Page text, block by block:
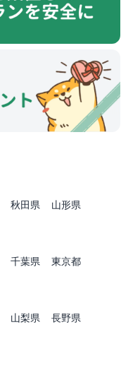
秋田県
山形県
千葉県
東京都
山梨県
長野県